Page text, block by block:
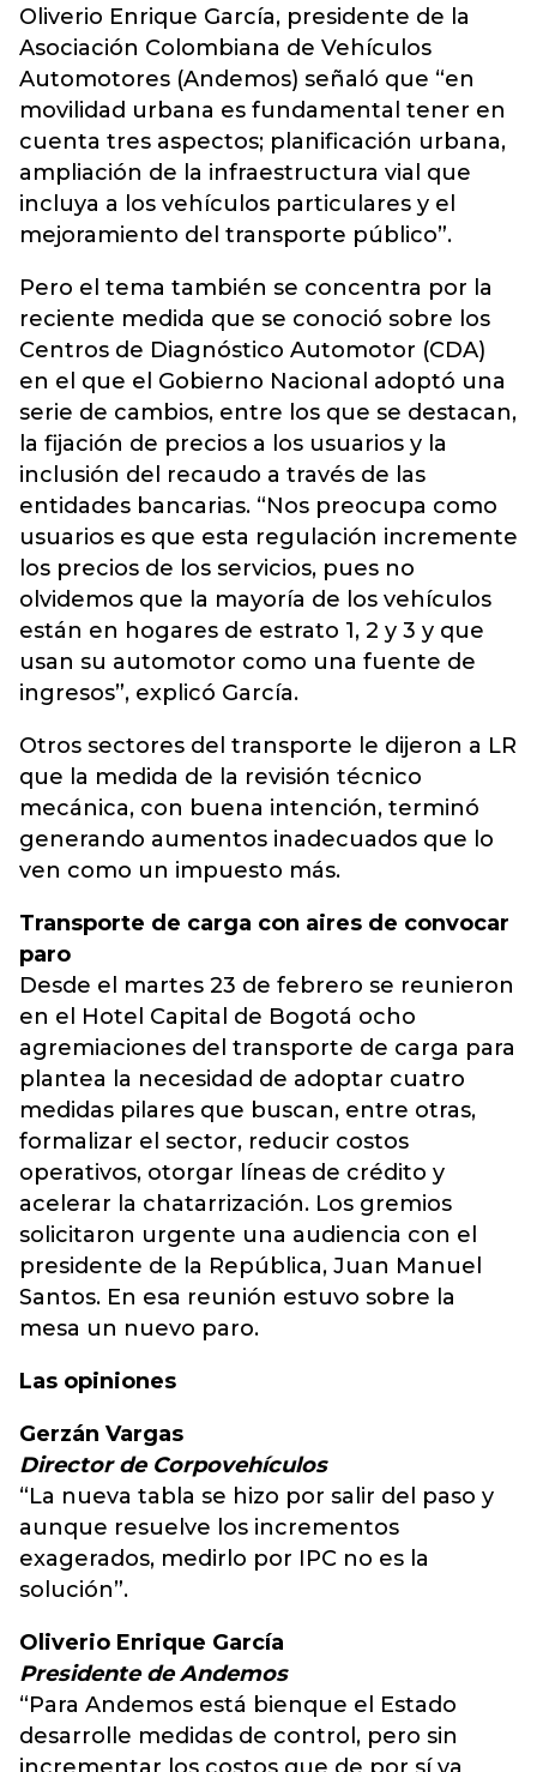
Oliverio Enrique García, presidente de la
Asociación Colombiana de Vehículos
Automotores (Andemos) señaló que “en
movilidad urbana es fundamental tener en
cuenta tres aspectos; planificación urbana,
ampliación de la infraestructura vial que
incluya a los vehículos particulares y el
mejoramiento del transporte público”.
Pero el tema también se concentra por la
reciente medida que se conoció sobre los
Centros de Diagnóstico Automotor (CDA)
en el que el Gobierno Nacional adoptó una
serie de cambios, entre los que se destacan,
la fijación de precios a los usuarios y la
inclusión del recaudo a través de las
entidades bancarias. “Nos preocupa como
usuarios es que esta regulación incremente
los precios de los servicios, pues no
olvidemos que la mayoría de los vehículos
están en hogares de estrato 1, 2 y 3 y que
usan su automotor como una fuente de
ingresos”, explicó García.
Otros sectores del transporte le dijeron a LR
que la medida de la revisión técnico
mecánica, con buena intención, terminó
generando aumentos inadecuados que lo
ven como un impuesto más.
Transporte de carga con aires de convocar
paro
Desde el martes 23 de febrero se reunieron
en el Hotel Capital de Bogotá ocho
agremiaciones del transporte de carga para
plantea la necesidad de adoptar cuatro
medidas pilares que buscan, entre otras,
formalizar el sector, reducir costos
operativos, otorgar líneas de crédito y
acelerar la chatarrización. Los gremios
solicitaron urgente una audiencia con el
presidente de la República, Juan Manuel
Santos. En esa reunión estuvo sobre la
mesa un nuevo paro.
Las opiniones
Gerzán Vargas
Director de Corpovehículos
“La nueva tabla se hizo por salir del paso y
aunque resuelve los incrementos
exagerados, medirlo por IPC no es la
solución”.
Oliverio Enrique García
Presidente de Andemos
“Para Andemos está bienque el Estado
desarrolle medidas de control, pero sin